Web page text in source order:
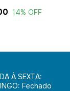
14% OFF
À SEXTA:
Fechado